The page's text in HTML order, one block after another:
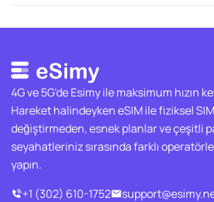
4G ve 5G'de Esimy ile maksimum hızın
Hareket halindeyken eSIM ile fiziksel SIM
değiştirmeden, esnek planlar ve çeşitli
seyahatleriniz sırasında farklı
yapın.
+1 (302) 610-1752